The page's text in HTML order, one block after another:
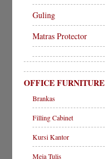
Guling
Matras Protector
OFFICE FURNITURE
Brankas
Filling Cabinet
Kursi Kantor
Meja Tulis